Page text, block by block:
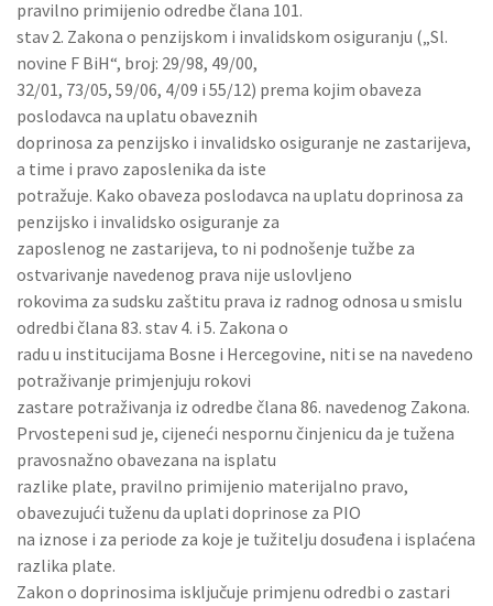
pravilno primijenio odredbe člana 101.
stav 2. Zakona o penzijskom i invalidskom osiguranju („Sl.
novine F BiH“, broj: 29/98, 49/00,
32/01, 73/05, 59/06, 4/09 i 55/12) prema kojim obaveza
poslodavca na uplatu obaveznih
doprinosa za penzijsko i invalidsko osiguranje ne zastarijeva,
a time i pravo zaposlenika da iste
potražuje. Kako obaveza poslodavca na uplatu doprinosa za
penzijsko i invalidsko osiguranje za
zaposlenog ne zastarijeva, to ni podnošenje tužbe za
ostvarivanje navedenog prava nije uslovljeno
rokovima za sudsku zaštitu prava iz radnog odnosa u smislu
odredbi člana 83. stav 4. i 5. Zakona o
radu u institucijama Bosne i Hercegovine, niti se na navedeno
potraživanje primjenjuju rokovi
zastare potraživanja iz odredbe člana 86. navedenog Zakona.
Prvostepeni sud je, cijeneći nespornu činjenicu da je tužena
pravosnažno obavezana na isplatu
razlike plate, pravilno primijenio materijalno pravo,
obavezujući tuženu da uplati doprinose za PIO
na iznose i za periode za koje je tužitelju dosuđena i isplaćena
razlika plate.
Zakon o doprinosima isključuje primjenu odredbi o zastari